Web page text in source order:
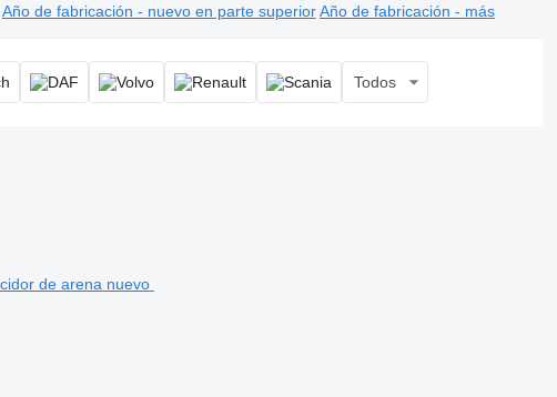
Año de fabricación - nuevo en parte superior Año de fabricación - más
Todos